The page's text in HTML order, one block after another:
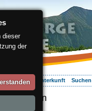
Ihr Urlaub Unterkunft
Erleben
dieser
der